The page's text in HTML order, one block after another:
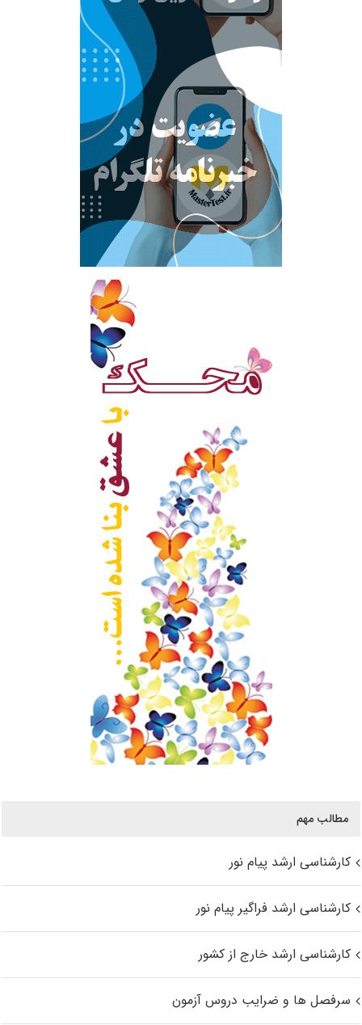
مطالب مهم
کارشناسی ارشد پیام نور
کارشناسی ارشد فراگیر پیام نور
کارشناسی ارشد خارج از کشور
سرفصل ها و ضرایب دروس آزمون